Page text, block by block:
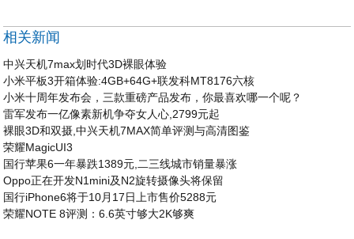
相关新闻
中兴天机7max划时代3D裸眼体验
小米平板3开箱体验:4GB+64G+联发科MT8176六核
小米十周年发布会，三款重磅产品发布，你最喜欢哪一个呢？
雷军发布一亿像素新机争夺女人心,2799元起
裸眼3D和双摄,中兴天机7MAX简单评测与高清图鉴
荣耀MagicUI3
国行苹果6一年暴跌1389元,二三线城市销量暴涨
Oppo正在开发N1mini及N2旋转摄像头将保留
国行iPhone6将于10月17日上市售价5288元
荣耀NOTE 8评测：6.6英寸够大2K够爽